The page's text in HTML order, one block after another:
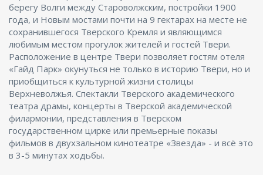
берегу Волги между Староволжским, постройки 1900
года, и Новым мостами почти на 9 гектарах на месте не
сохранившегося Тверского Кремля и являющимся
любимым местом прогулок жителей и гостей Твери.
Расположение в центре Твери позволяет гостям отеля
«Гайд Парк» окунуться не только в историю Твери, но и
приобщиться к культурной жизни столицы
Верхневолжья. Спектакли Тверского академического
театра драмы, концерты в Тверской академической
филармонии, представления в Тверском
государственном цирке или премьерные показы
фильмов в двухзальном кинотеатре «Звезда» - и всё это
в 3-5 минутах ходьбы.